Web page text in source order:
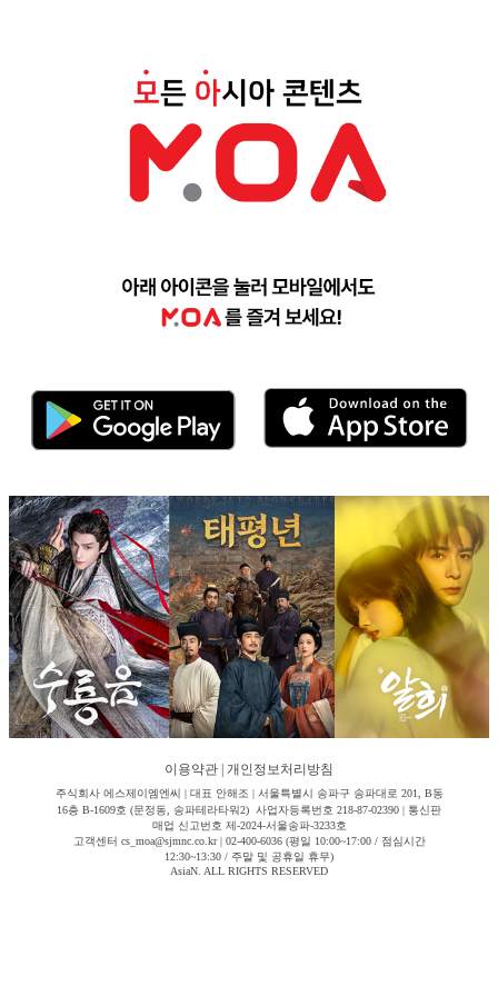
이용약관 개인정보처리방침
주식회사 에스제이엠엔씨 | 대표 안해조 | 서울특별시 송파구 송파대로 201, B동
16층 B-1609호 (문정동, 송파테라타워2) 사업자등록번호 218-87-02390 | 통신판
매업 신고번호 제-2024-서울송파-3233호
고객센터 cs_moa@sjmnc.co.kr | 02-400-6036 (평일 10:00~17:00 / 점심시간
12:30~13:30 / 주말 및 공휴일 휴무)
AsiaN. ALL RIGHTS RESERVED